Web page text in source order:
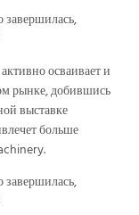
осваивает и
рынке, добившись
выставке
больше